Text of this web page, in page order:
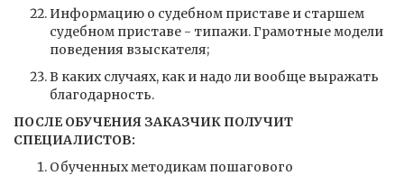
Информацию о судебном приставе и старшем
судебном приставе - типажи. Грамотные модели
поведения взыскателя;
В каких случаях, как и надо ли вообще выражать
благодарность.
ПОСЛЕ ОБУЧЕНИЯ ЗАКАЗЧИК ПОЛУЧИТ
СПЕЦИАЛИСТОВ:
Обученных методикам пошагового